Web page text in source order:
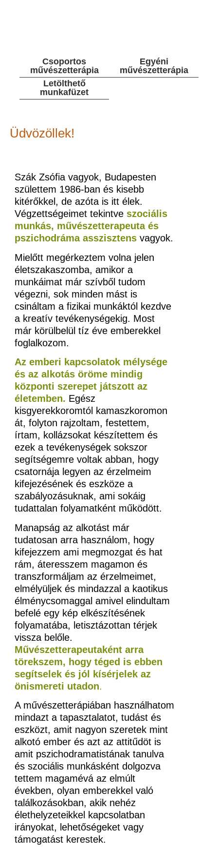
Csoportos
művészetterápia
Egyéni
művészetterápia
Letölthető
munkafüzet
Üdvözöllek!
Szák Zsófia vagyok, Budapesten
születtem 1986-ban és kisebb
kitérőkkel, de azóta is itt élek.
Végzettségeimet tekintve szociális
munkás, művészetterapeuta és
pszichodráma asszisztens vagyok.
Mielőtt megérkeztem volna jelen
életszakaszomba, amikor a
munkáimat már szívből tudom
végezni, sok minden mást is
csináltam a fizikai munkáktól kezdve
a kreatív tevékenységekig. Most
már körülbelül tíz éve emberekkel
foglalkozom.
Az emberi kapcsolatok mélysége
és az alkotás öröme mindig
központi szerepet játszott az
életemben. Egész
kisgyerekkoromtól kamaszkoromon
át, folyton rajzoltam, festettem,
írtam, kollázsokat készítettem és
ezek a tevékenységek sokszor
segítségemre voltak abban, hogy
csatornája legyen az érzelmeim
kifejezésének és eszköze a
szabályozásuknak, ami sokáig
tudattalan folyamatként működött.
Manapság az alkotást már
tudatosan arra használom, hogy
kifejezzem ami megmozgat és hat
rám, áteresszem magamon és
transzformáljam az érzelmeimet,
elmélyüljek és mindazzal a kaotikus
élménycsomaggal amivel elindultam
befelé egy kép elkészítésének
folyamatába, letisztázottan térjek
vissza belőle.
Művészetterapeutaként arra
törekszem, hogy téged is ebben
segítselek és jól kísérjelek az
önismereti utadon.
A művészetterápiában használhatom
mindazt a tapasztalatot, tudást és
eszközt, amit nagyon szeretek mint
alkotó ember és azt az attitűdöt is
amit pszichodramatistának tanulva
és szociális munkásként dolgozva
tettem magamévá az elmúlt
években, olyan emberekkel való
találkozásokban, akik nehéz
élethelyzeteikkel kapcsolatban
irányokat, lehetőségeket vagy
támogatást kerestek.